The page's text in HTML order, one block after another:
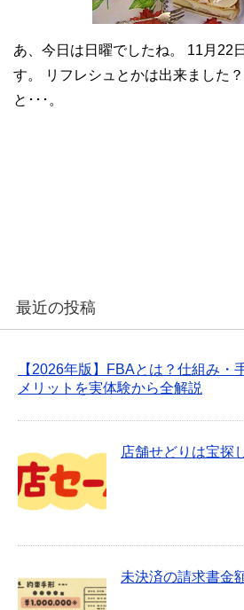
あ、今日は日曜でしたね。 11月22
す。 リフレシュとかは出来ました
と･･･。
最近の投稿
【2026年版】FBAとは？仕組み・
メリットを実体験から全解説
店舗せどりは宝探
未決済の請求書金